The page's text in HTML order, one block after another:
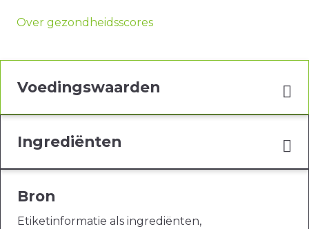
Over gezondheidsscores
Voedingswaarden
Ingrediënten
Bron
Etiketinformatie als ingrediënten,